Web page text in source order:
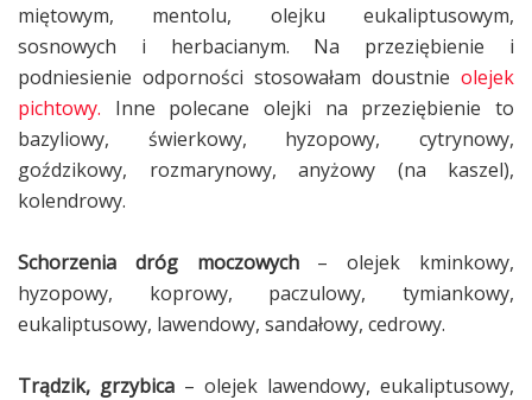
miętowym, mentolu, olejku eukaliptusowym,
sosnowych i herbacianym. Na przeziębienie i
podniesienie odporności stosowałam doustnie olejek
pichtowy. Inne polecane olejki na przeziębienie to
bazyliowy, świerkowy, hyzopowy, cytrynowy,
goździkowy, rozmarynowy, anyżowy (na kaszel),
kolendrowy.
Schorzenia dróg moczowych– olejek kminkowy,
hyzopowy, koprowy, paczulowy, tymiankowy,
eukaliptusowy, lawendowy, sandałowy, cedrowy.
Trądzik, grzybica – olejek lawendowy, eukaliptusowy,